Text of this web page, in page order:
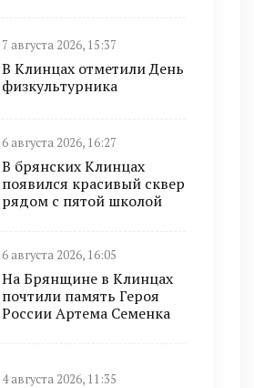
7 августа 2026, 15:37
В Клинцах отметили День
физкультурника
6 августа 2026, 16:27
В брянских Клинцах
появился красивый сквер
рядом с пятой школой
6 августа 2026, 16:05
На Брянщине в Клинцах
почтили память Героя
России Артема Семенка
4 августа 2026, 11:35